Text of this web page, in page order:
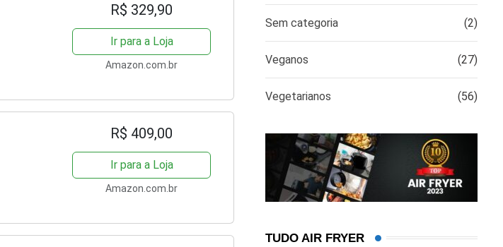
R$ 329,90
Ir para a Loja
Amazon.com.br
R$ 409,00
Ir para a Loja
Amazon.com.br
Sem categoria (2)
Veganos (27)
Vegetarianos (56)
TUDO AIR FRYER